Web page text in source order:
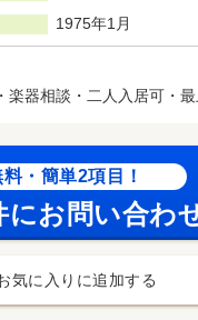
1975年1月
楽器相談・二人入居可・
料・簡単2項目！
にお問い合わ
気に入りに追加する